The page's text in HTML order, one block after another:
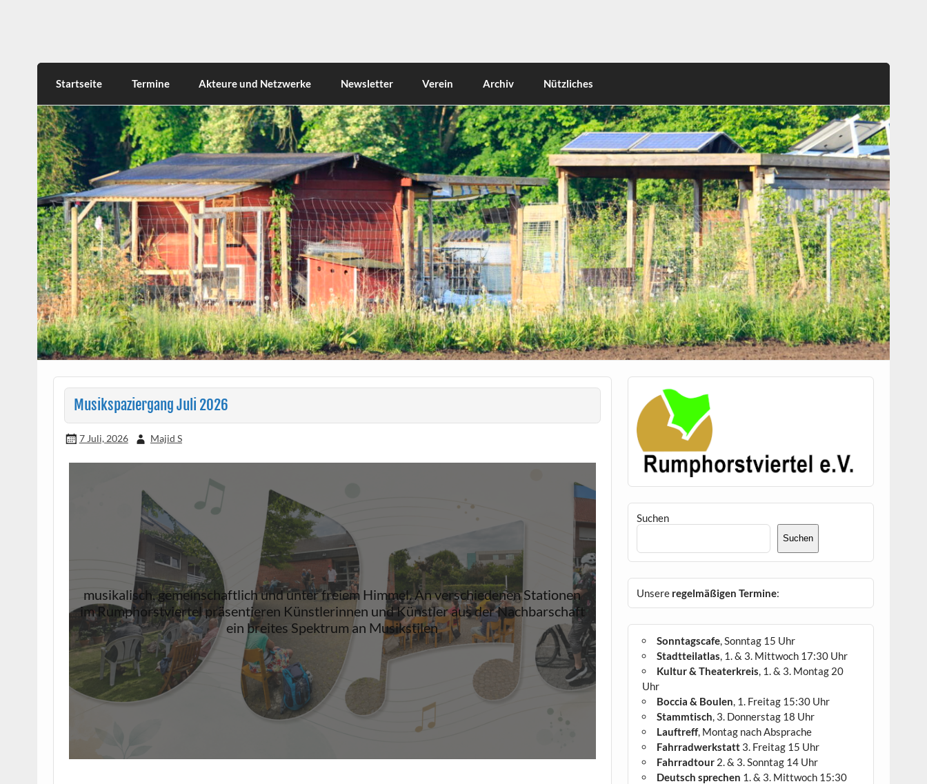
Rumphorstviertel e.V.
Startseite Termine Akteure und Netzwerke Newsletter Verein Archiv Nützliches
Musikspaziergang Juli 2026
7 Juli, 2026 Majid S
musikalisch, gemeinschaftlich und unter freiem Himmel. An verschiedenen Stationen
im Rumphorstviertel präsentieren Künstlerinnen und Künstler aus der Nachbarschaft
ein breites Spektrum an Musikstilen
Suchen
Suchen
Unsere regelmäßigen Termine:
Sonntagscafe, Sonntag 15 Uhr
Stadtteilatlas, 1. & 3. Mittwoch 17:30 Uhr
Kultur & Theaterkreis, 1. & 3. Montag 20
Uhr
Boccia & Boulen, 1. Freitag 15:30 Uhr
Stammtisch, 3. Donnerstag 18 Uhr
Lauftreff, Montag nach Absprache
Fahrradwerkstatt 3. Freitag 15 Uhr
Fahrradtour 2. & 3. Sonntag 14 Uhr
Deutsch sprechen 1. & 3. Mittwoch 15:30